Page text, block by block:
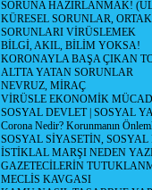
SORUNA HAZIRLANMAK!
KÜRESEL SORUNLAR,
SORUNLARI VİRÜSLEMEK
BİLGİ, AKIL, BİLİM YOKSA!
KORONAYLA BAŞA ÇIKAN
ALTTA YATAN SORUNLAR
NEVRUZ, MİRAÇ
VİRÜSLE EKONOMİK
SOSYAL DEVLET | SOSYAL
Corona Nedir? Korunmanın
SOSYAL SİYASETİN,
İSTİKLAL MARŞI NEDEN
GAZETECİLERİN
MECLİS KAVGASI